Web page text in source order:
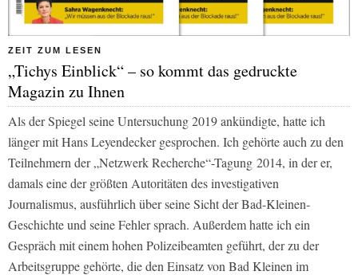
ZEIT ZUM LESEN
„Tichys Einblick“ – so kommt das gedruckte
Magazin zu Ihnen
Als derSpiegel seine Untersuchung 2019 ankündigte, hatte ich
länger mit Hans Leyendecker gesprochen. Ich gehörte auch zu den
Teilnehmern der „Netzwerk Recherche“-Tagung 2014, in der er,
damals eine der größten Autoritäten des investigativen
Journalismus, ausführlich über seine Sicht der Bad-Kleinen-
Geschichte und seine Fehler sprach. Außerdem hatte ich ein
Gespräch mit einem hohen Polizeibeamten geführt, der zu der
Arbeitsgruppe gehörte, die den Einsatz von Bad Kleinen im